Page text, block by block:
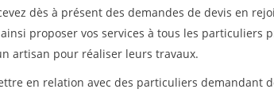
dès à présent des demandes de devis en
proposer vos services à tous les particuliers
artisan pour réaliser leurs travaux.
en relation avec des particuliers demandant